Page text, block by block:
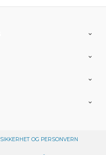
SIKKERHET OG PERSONVERN